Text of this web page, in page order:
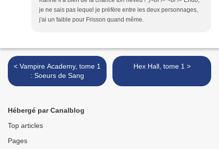
je ne sais pas lequel je préfère entre les deux personnages,
j'ai un faible pour Frisson quand même.
< Vampire Academy, tome 1
: Soeurs de Sang
Hex Hall, tome 1 >
Hébergé par Canalblog
Top articles
Pages